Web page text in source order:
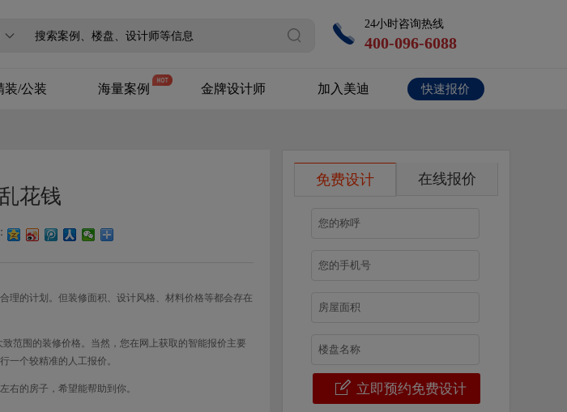
24小时咨询热线
400-096-6088
装/公装 海量案例 金牌设计师 加入美迪 快速报价
花钱
理的计划。但装修面积、设计风格、材料价格等都会存在
范围的装修价格。当然，您在网上获取的智能报价主要
一个较精准的人工报价。
右的房子 ，希望能帮助到你。
免费设计 在线报价